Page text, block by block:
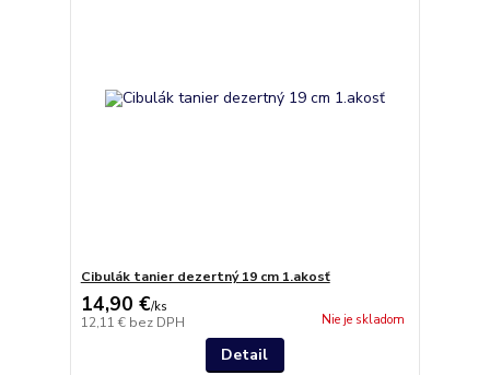
Cibulák tanier dezertný 19 cm 1.akosť
14,90 €/ks
12,11 € bez DPH Nie je skladom
Detail